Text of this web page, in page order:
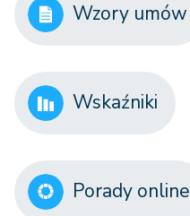
Wzory umów
Wskaźniki
Porady online